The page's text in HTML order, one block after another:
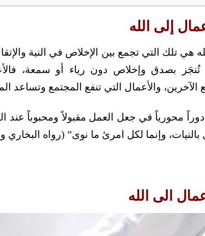
إلى الله
هي تلك التي تجمع بين الإخلاص في النية
تُنجَز بصدق وإخلاص دون رياء أو سمعة،
الآخرين، والأعمال التي تنفع المجتمع وتساعد
دوراً محورياً في جعل العمل مقبولاً ومحبوباً عند
بالنيات، وإنما لكل امرئ ما نوى” (رواه
الى الله